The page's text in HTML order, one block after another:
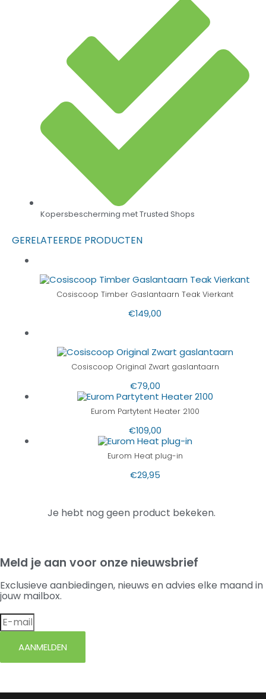
Kopersbescherming met Trusted Shops
GERELATEERDE PRODUCTEN
Cosiscoop Timber Gaslantaarn Teak Vierkant
€149,00
Cosiscoop Original Zwart gaslantaarn
€79,00
Eurom Partytent Heater 2100
€109,00
Eurom Heat plug-in
€29,95
Je hebt nog geen product bekeken.
Meld je aan voor onze nieuwsbrief
Exclusieve aanbiedingen, nieuws en advies elke maand in
jouw mailbox.
AANMELDEN